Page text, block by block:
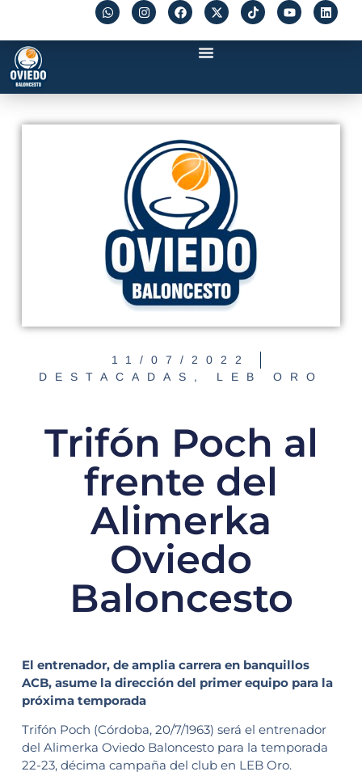
11/07/2022
DESTACADAS , LEB ORO
Trifón Poch al
frente del
Alimerka
Oviedo
Baloncesto
El entrenador, de amplia carrera en banquillos
ACB, asume la dirección del primer equipo para la
próxima temporada
Trifón Poch (Córdoba, 20/7/1963) será el entrenador
del Alimerka Oviedo Baloncesto para la temporada
22-23, décima campaña del club en LEB Oro.